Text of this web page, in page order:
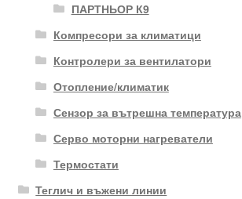
ПАРТНЬОР К9
Компресори за климатици
Контролери за вентилатори
Отопление/климатик
Сензор за вътрешна температура
Серво моторни нагреватели
Термостати
Теглич и въжени линии